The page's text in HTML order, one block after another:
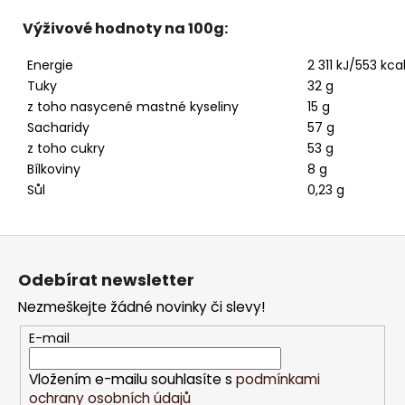
Výživové hodnoty na 100g:
Energie
2 311 kJ/553 kcal
Tuky
32 g
z toho nasycené mastné kyseliny
15 g
Sacharidy
57 g
z toho cukry
53 g
Bílkoviny
8 g
Sůl
0,23 g
Z
Odebírat newsletter
Nezmeškejte žádné novinky či slevy!
E-mail
Vložením e-mailu souhlasíte s podmínkami
ochrany osobních údajů